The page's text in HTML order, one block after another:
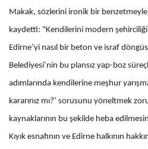
Makak, sözlerini ironik bir
kaydetti: "Kendilerini modern
Edirne’yi nasıl bir beton ve israf
Belediyesi’nin bu plansız yap-boz
adımlarında kendilerine meşhur
kararınız mı?’ sorusunu yöneltmek
kaynaklarının bu şekilde heba
Kıyık esnafının ve Edirne halkının